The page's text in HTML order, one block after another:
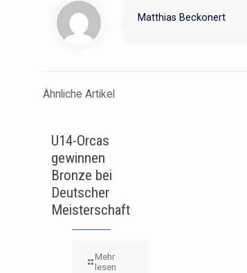
Matthias Beckonert
Ähnliche Artikel
U14-Orcas
gewinnen
Bronze bei
Deutscher
Meisterschaft
Mehr
lesen